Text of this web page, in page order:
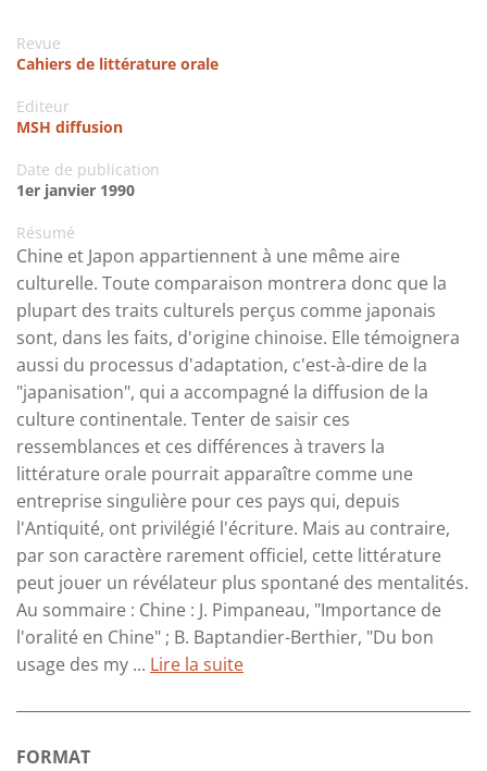
Revue
Cahiers de littérature orale
Editeur
MSH diffusion
Date de publication
1er janvier 1990
Résumé
Chine et Japon appartiennent à une même aire
culturelle. Toute comparaison montrera donc que la
plupart des traits culturels perçus comme japonais
sont, dans les faits, d'origine chinoise. Elle témoignera
aussi du processus d'adaptation, c'est-à-dire de la
"japanisation", qui a accompagné la diffusion de la
culture continentale. Tenter de saisir ces
ressemblances et ces différences à travers la
littérature orale pourrait apparaître comme une
entreprise singulière pour ces pays qui, depuis
l'Antiquité, ont privilégié l'écriture. Mais au contraire,
par son caractère rarement officiel, cette littérature
peut jouer un révélateur plus spontané des mentalités.
Au sommaire : Chine : J. Pimpaneau, "Importance de
l'oralité en Chine" ; B. Baptandier-Berthier, "Du bon
usage des my ... Lire la suite
FORMAT